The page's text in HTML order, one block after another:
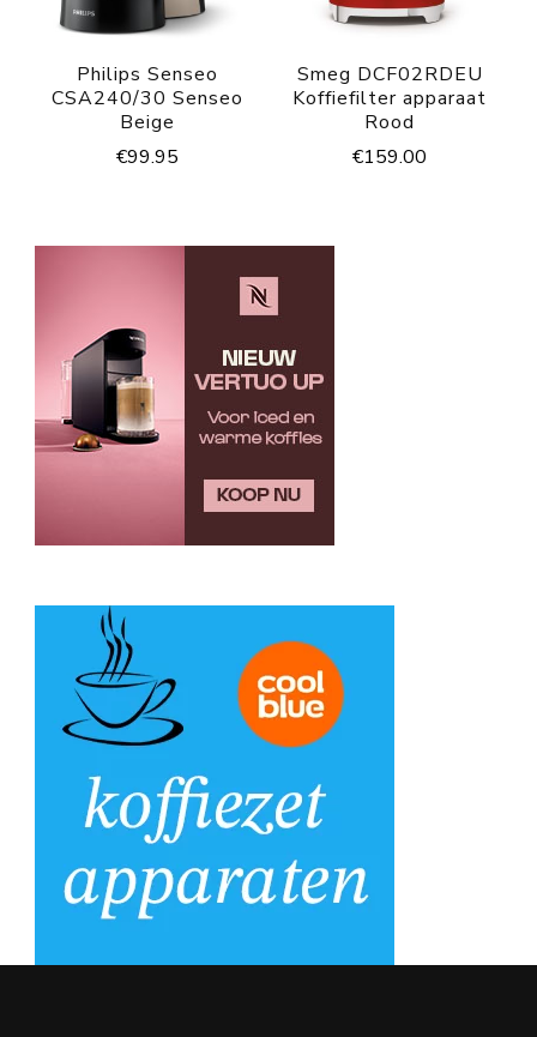
Philips Senseo
CSA240/30 Senseo
Beige
€99.95
Smeg DCF02RDEU
Koffiefilter apparaat
Rood
€159.00